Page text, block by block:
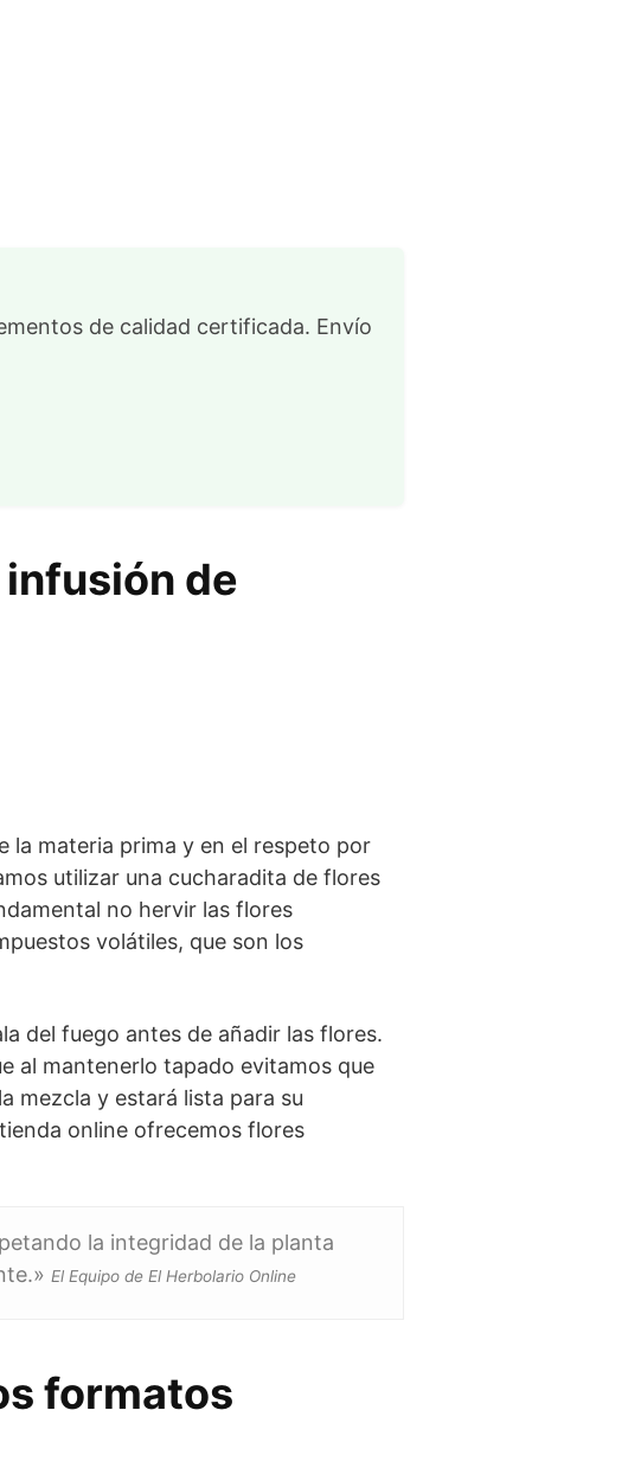
de calidad certificada. Envío
infusión de
la materia prima y en el respeto por
utilizar una cucharadita de flores
no hervir las flores
volátiles, que son los
del fuego antes de añadir las flores.
al mantenerlo tapado evitamos que
mezcla y estará lista para su
online ofrecemos flores
la integridad de la planta
El Equipo de El Herbolario Online
formatos